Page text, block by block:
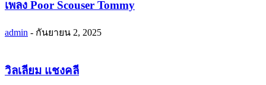
เพลง Poor Scouser Tommy
admin - กันยายน 2, 2025
วิลเลียม แชงคลี